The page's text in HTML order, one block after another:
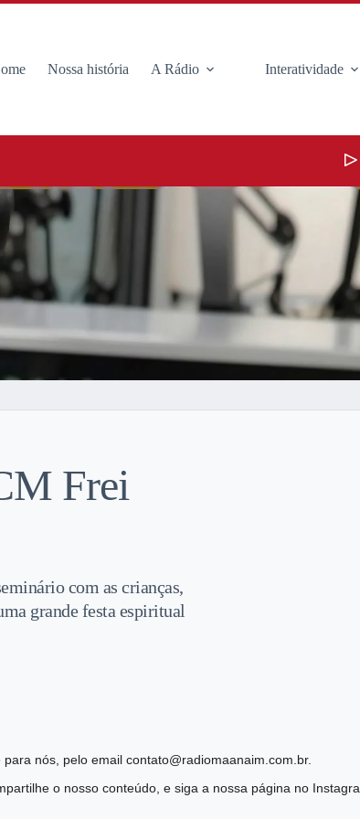
Nossa história A Rádio Interatividade
Frei
com as crianças,
grande festa espiritual
nós, pelo email contato@radiomaanaim.com.br.
o nosso conteúdo, e siga a nossa página no